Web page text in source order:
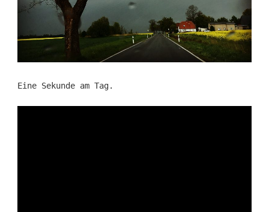
Eine Sekunde am Tag.